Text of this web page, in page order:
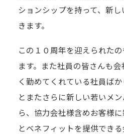
ションシップを持って、新
きます。
この１０周年を迎えられた
ます。また社員の皆さんも
く勤めてくれている社員ば
とまたさらに新しい若いメ
ら、協力会社様含めお客様
とベネフィットを提供でき